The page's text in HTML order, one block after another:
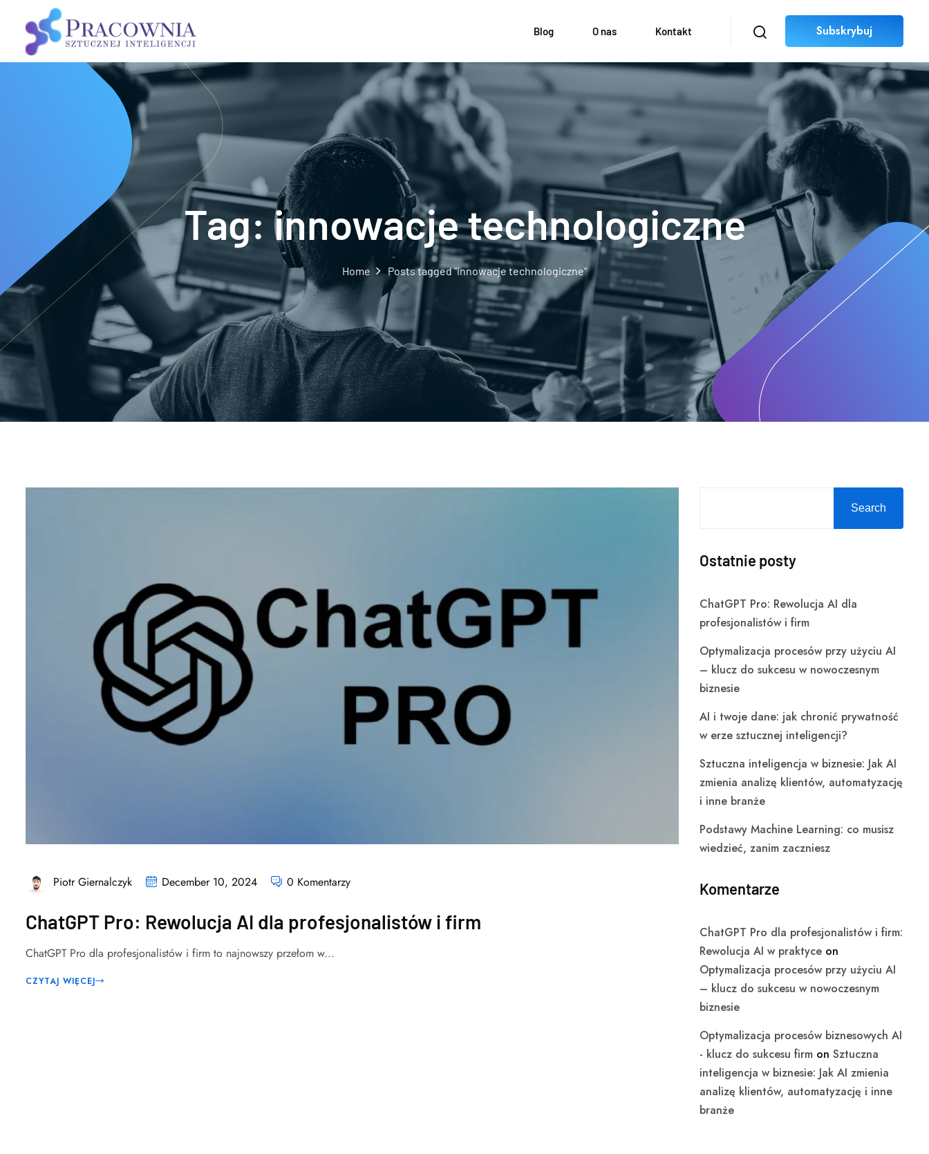
Blog O nas Kontakt Subskrybuj
Tag:innowacje technologiczne
Home Posts tagged "innowacje technologiczne"
Piotr Giernalczyk December 10, 2024 0 Komentarzy
ChatGPT Pro: Rewolucja AI dla profesjonalistów i firm
ChatGPT Pro dla profesjonalistów i firm to najnowszy przełom w...
CZYTAJ WIĘCEJ
Search
Ostatnie posty
ChatGPT Pro: Rewolucja AI dla
profesjonalistów i firm
Optymalizacja procesów przy użyciu AI
– klucz do sukcesu w nowoczesnym
biznesie
AI i twoje dane: jak chronić prywatność
w erze sztucznej inteligencji?
Sztuczna inteligencja w biznesie: Jak AI
zmienia analizę klientów, automatyzację
i inne branże
Podstawy Machine Learning: co musisz
wiedzieć, zanim zaczniesz
Komentarze
ChatGPT Pro dla profesjonalistów i firm:
Rewolucja AI w praktyce on
Optymalizacja procesów przy użyciu AI
– klucz do sukcesu w nowoczesnym
biznesie
Optymalizacja procesów biznesowych AI
- klucz do sukcesu firm on Sztuczna
inteligencja w biznesie: Jak AI zmienia
analizę klientów, automatyzację i inne
branże